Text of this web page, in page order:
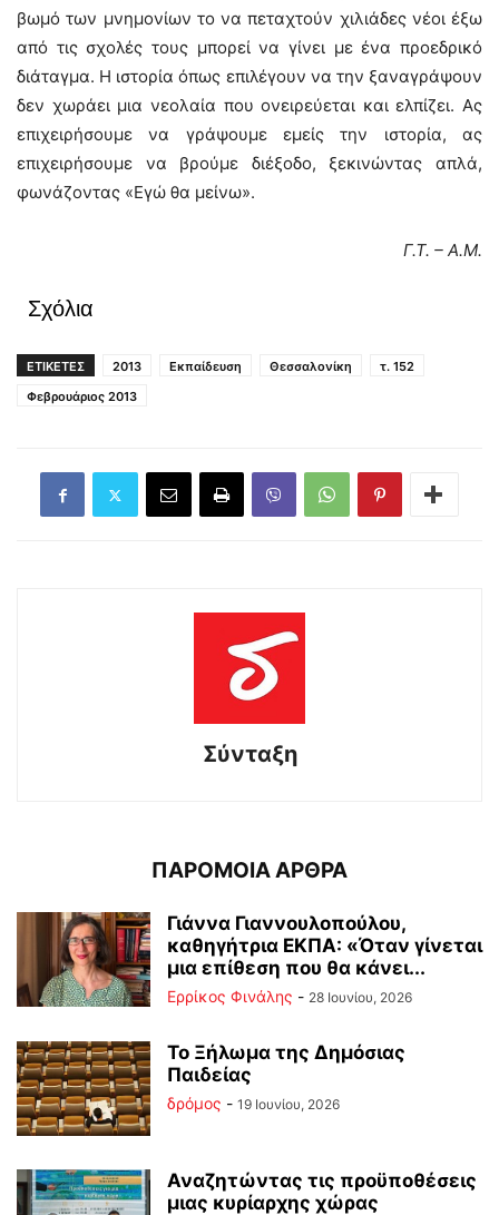
βωμό των μνημονίων το να πεταχτούν χιλιάδες νέοι έξω
από τις σχολές τους μπορεί να γίνει με ένα προεδρικό
διάταγμα. Η ιστορία όπως επιλέγουν να την ξαναγράψουν
δεν χωράει μια νεολαία που ονειρεύεται και ελπίζει. Ας
επιχειρήσουμε να γράψουμε εμείς την ιστορία, ας
επιχειρήσουμε να βρούμε διέξοδο, ξεκινώντας απλά,
φωνάζοντας «Εγώ θα μείνω».
Γ.Τ. – Α.Μ.
Σχόλια
ΕΤΙΚΕΤΕΣ 2013 Εκπαίδευση Θεσσαλονίκη
τ. 152
Φεβρουάριος 2013
Σύνταξη
ΠΑΡΟΜΟΙΑ ΑΡΘΡΑ
Γιάννα Γιαννουλοπούλου,
καθηγήτρια ΕΚΠΑ: «Όταν γίνεται
μια επίθεση που θα κάνει...
Ερρίκος Φινάλης - 28 Ιουνίου, 2026
Το Ξήλωμα της Δημόσιας
Παιδείας
δρόμος - 19 Ιουνίου, 2026
Αναζητώντας τις προϋποθέσεις
μιας κυρίαρχης χώρας